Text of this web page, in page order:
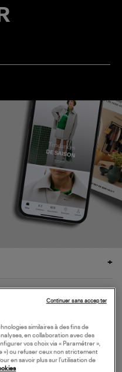
similaires à des fins de
en collaboration avec des
vos choix via « Paramétrer »,
») ou refuser ceux non strictement
en savoir plus sur l’utilisation de
Continuer sans accepter